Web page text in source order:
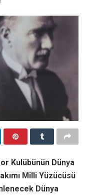
Kulübünün Dünya
Milli Yüzücüsü
Dünya